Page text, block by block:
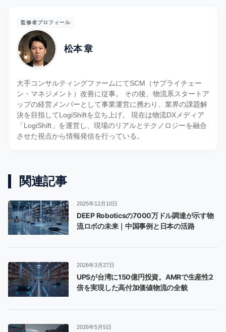
監修者プロフィール
松本 章
大手コンサルティングファームにてSCM（サプライチェー
ン・マネジメント）改善に従事。 その後、物流系スタートア
ップの経営メンバーとして事業運営に携わり、業界の課題解
決を目指してLogiShiftを立ち上げ。 現在は物流DXメディア
「LogiShift」を運営し、現場のリアルとテクノロジーを融合
させた視点から情報発信を行っている。
関連記事
2025年12月10日
DEEP Roboticsの7000万ドル調達が示す物
流ロボの未来｜中国事例と日本の活路
2026年3月27日
UPSが台湾に150億円投資。AMRで生産性2
倍を実現した高付加価値物流の全貌
2026年5月5日